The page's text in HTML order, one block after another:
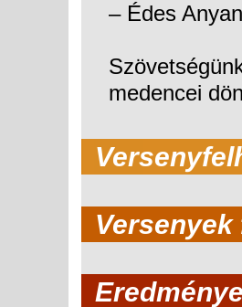
– Édes
medencei